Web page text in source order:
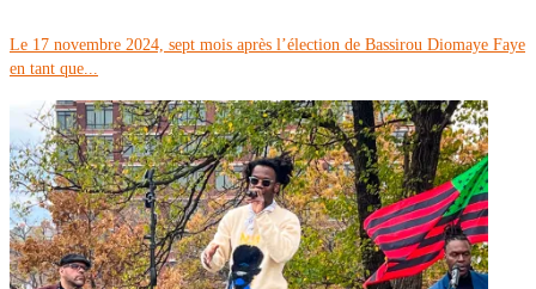
Le 17 novembre 2024, sept mois après l’élection de Bassirou Diomaye Faye
en tant que...